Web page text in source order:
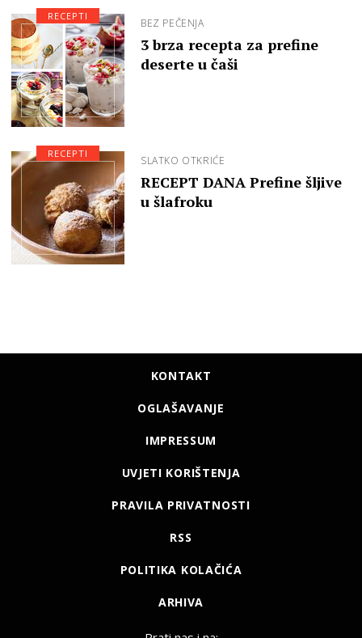
BEZ PEČENJA
3 brza recepta za prefine
deserte u čaši
RECEPTI
SLATKO OTKRIĆE
RECEPT DANA Prefine šljive
u šlafroku
RECEPTI
KONTAKT
OGLAŠAVANJE
IMPRESSUM
UVJETI KORIŠTENJA
PRAVILA PRIVATNOSTI
RSS
POLITIKA KOLAČIĆA
ARHIVA